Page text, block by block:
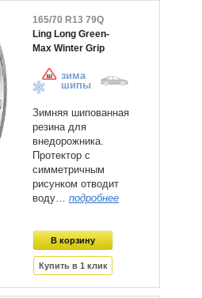
165/70 R13 79Q
Ling Long Green-
Max Winter Grip
зима
шипы
Зимняя шипованная
резина для
внедорожника.
Протектор с
симметричным
рисунком отводит
воду… подробнее